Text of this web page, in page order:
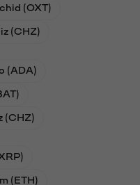
(OXT)
(CHZ)
(ADA)
(CHZ)
(ETH)